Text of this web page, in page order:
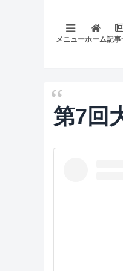
メニューホーム記事
第7回